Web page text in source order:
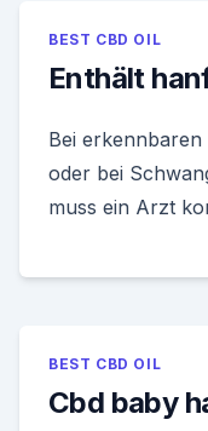
BEST CBD OIL
Enthält
Bei
oder bei
muss ein Arzt
BEST CBD OIL
Cbd baby